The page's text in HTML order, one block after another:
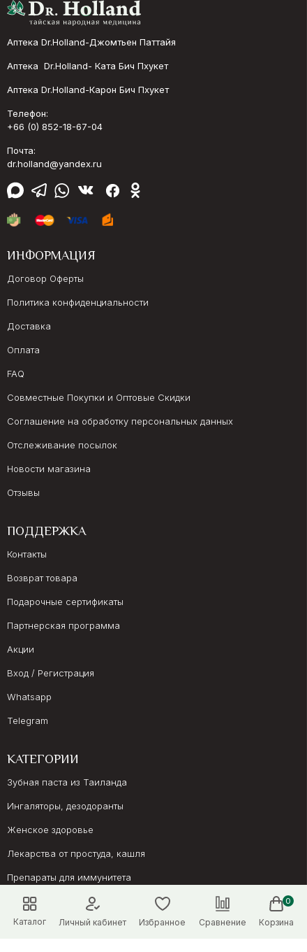
Каталог Личный кабинет Избранное Сравнение
0
Корзина
Аптека Dr.Holland-Джомтьен Паттайя
Аптека Dr.Holland- Ката Бич Пхукет
Аптека Dr.Holland-Карон Бич Пхукет
Телефон:
+66 (0) 852-18-67-04
Почта:
dr.holland@yandex.ru
ИНФОРМАЦИЯ
Договор Оферты
Политика конфиденциальности
Доставка
Оплата
FAQ
Совместные Покупки и Оптовые Скидки
Соглашение на обработку персональных данных
Отслеживание посылок
Новости магазина
Отзывы
ПОДДЕРЖКА
Контакты
Возврат товара
Подарочные сертификаты
Партнерская программа
Акции
Вход / Регистрация
Whatsapp
Telegram
КАТЕГОРИИ
Зубная паста из Таиланда
Ингаляторы, дезодоранты
Женское здоровье
Лекарства от простуда, кашля
Препараты для иммунитета
Онкология, суставы